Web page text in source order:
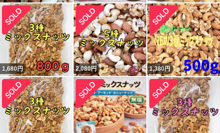
1,680円 2,080円 1,380円